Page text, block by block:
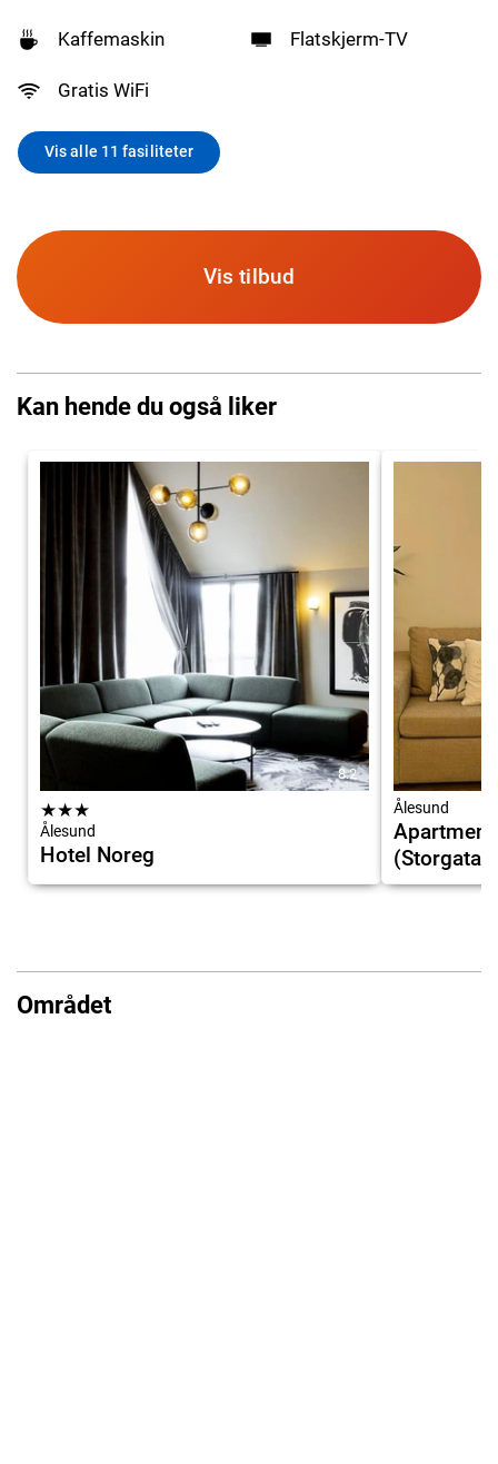
Kaffemaskin Flatskjerm-TV
Gratis WiFi
Vis alle 11 fasiliteter
Vis tilbud
Kan hende du også liker
8.2
★★★
Ålesund
Hotel Noreg
Ålesund
(Storgata)
Området